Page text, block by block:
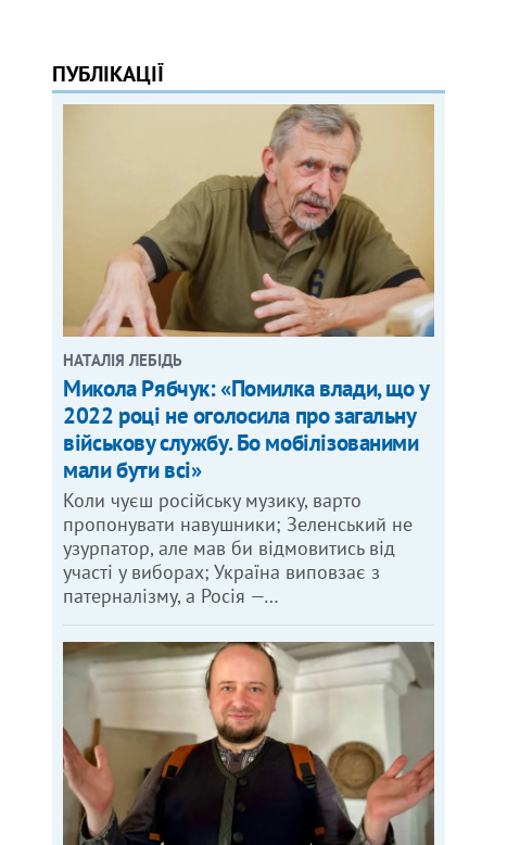
ПУБЛІКАЦІЇ
НАТАЛІЯ ЛЕБІДЬ
Микола Рябчук: «Помилка влади, що у
2022 році не оголосила про загальну
військову службу. Бо мобілізованими
мали бути всі»
Коли чуєш російську музику, варто
пропонувати навушники; Зеленський не
узурпатор, але мав би відмовитись від
участі у виборах; Україна виповзає з
патерналізму, а Росія —…